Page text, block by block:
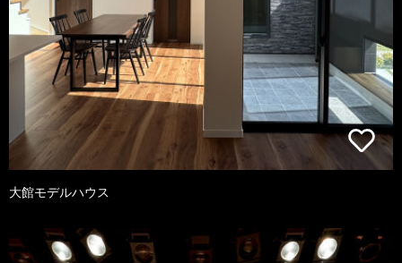
大館モデルハウス